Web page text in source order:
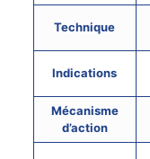
Technique
Indications
Mécanisme
d’action